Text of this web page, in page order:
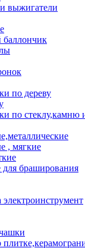
выжигатели
баллончик
по дереву
по стеклу,камню
, мягкие
браширования